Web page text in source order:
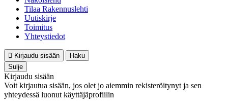
Tilaa Rakennuslehti
Uutiskirje
Toimitus
Yhteystiedot
Kirjaudu sisään
Haku
Sulje
Kirjaudu sisään
Voit kirjautua sisään, jos olet jo aiemmin rekisteröitynyt ja sen
yhteydessä luonut käyttäjäprofiilin